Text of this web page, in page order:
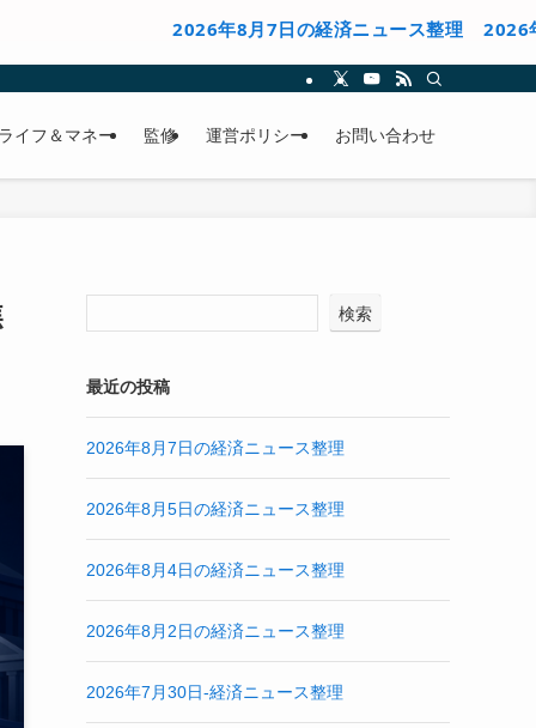
2026年8月7日の経済ニュース整理 2026年8月5日
イフ＆マネー 監修 運営ポリシー お問い合わせ
検索
最近の投稿
2026年8月7日の経済ニュース整理
2026年8月5日の経済ニュース整理
2026年8月4日の経済ニュース整理
2026年8月2日の経済ニュース整理
2026年7月30日-経済ニュース整理